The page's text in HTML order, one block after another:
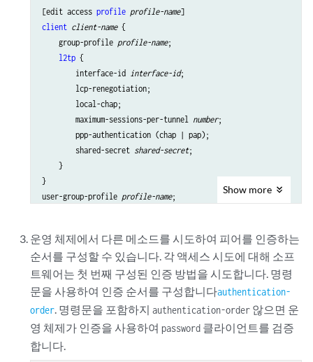
[edit access profile profile-name
client client-name {
    group-profile
profile-name;
l2tp {
        interface-id
interface-id;
        lcp-renegotiation;
        local-chap;
        maximum-sessions-per-tunnel
number;
        ppp-authentication (chap | pap);
        shared-secret
shared-secret;
    }
}
user-group-profile profile-name
Show more
운영 체제에서 다른 메소드를 시도하여 피어를 인증하는
순서를 구성할 수 있습니다. 각 액세스 시도에 대해 소프
트웨어는 첫 번째 구성된 인증 방법을 시도합니다. 명령
문을 사용하여 인증 순서를 구성합니다authentication-
order. 명령문을 포함하지authentication-order 않으면 운
영 체제가 인증을 사용하여password 클라이언트를 검증
합니다.